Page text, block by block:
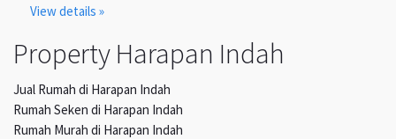
View details »
Property Harapan Indah
Jual Rumah di Harapan Indah
Rumah Seken di Harapan Indah
Rumah Murah di Harapan Indah